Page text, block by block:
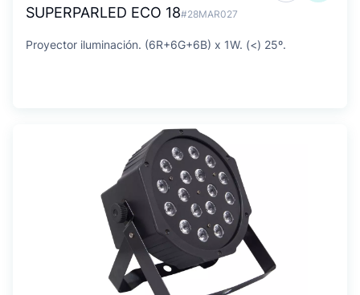
SUPERPARLED ECO 18#28MAR027
Proyector iluminación. (6R+6G+6B) x 1W. (<) 25º.